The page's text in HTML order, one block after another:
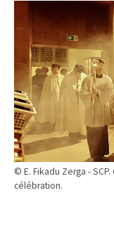
© E. Fikadu Zerga -
célébration.